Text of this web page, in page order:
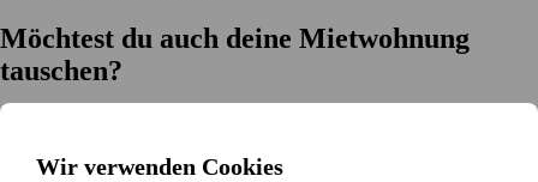
Wir verwenden Cookies
Möchtest du auch deine Mietwohnung
tauschen?
Einfache Registrierung in 2 Minuten